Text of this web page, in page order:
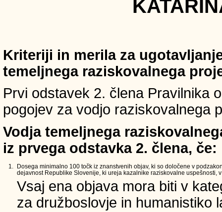
Kriteriji in merila za
temeljnega raziskovalnega
Prvi odstavek 2. člena Pravilnika
pogojev za vodjo raziskovalnega
Vodja temeljnega
iz prvega odstavka 2. člena, če:
1.
Dosega minimalno 100 točk iz znanstvenih objav, ki so določene v
dejavnost Republike Slovenije, ki ureja kazalnike raziskovalne uspešnosti,
Vsaj ena objava mora biti v
za družboslovje in humanistiko